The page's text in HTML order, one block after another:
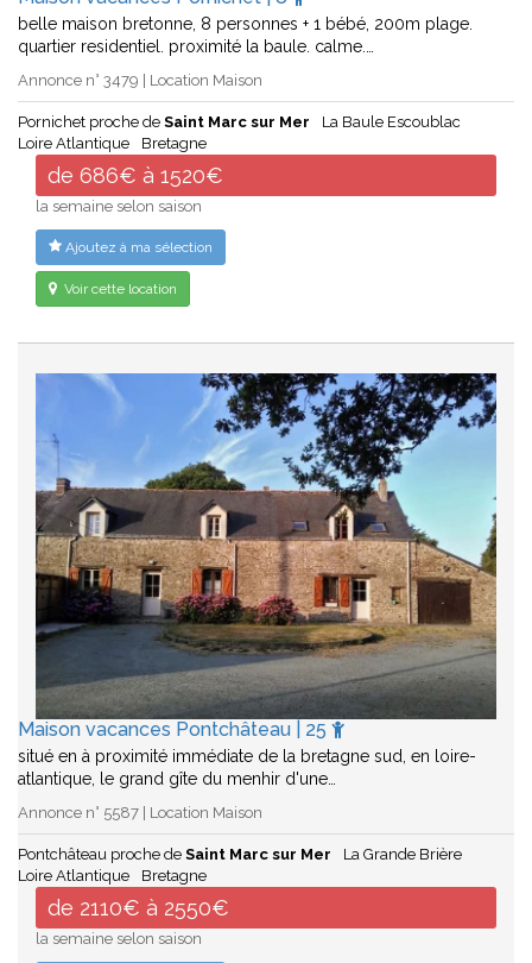
belle maison bretonne, 8 personnes + 1 bébé, 200m plage.
quartier residentiel. proximité la baule. calme.…
Annonce n° 3479 | Location Maison
Pornichet proche de Saint Marc sur Mer
La Baule Escoublac
Loire Atlantique
Bretagne
de 686€ à 1520€
la semaine selon saison
Ajoutez à ma sélection
Voir cette location
Maison vacances Pontchâteau | 25
situé en à proximité immédiate de la bretagne sud, en loire-
atlantique, le grand gîte du menhir d'une…
Annonce n° 5587 | Location Maison
Pontchâteau proche de Saint Marc sur Mer
La Grande Brière
Loire Atlantique
Bretagne
de 2110€ à 2550€
la semaine selon saison